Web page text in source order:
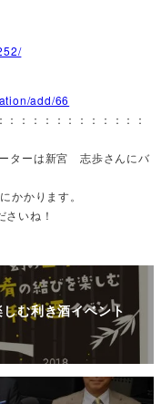
add/66
：：：：：：：：：：：
ターは新宮 志歩さんにバ
かかります。
いね！
む利き酒イベント